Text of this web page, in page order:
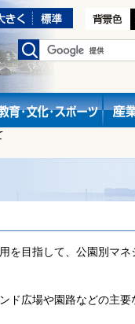
を目指して、公園別マネ
広場や園路などの主要